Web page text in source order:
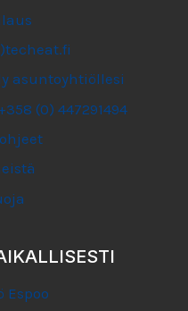
asuntoyhtiöllesi
(0) 447291494
Espoo